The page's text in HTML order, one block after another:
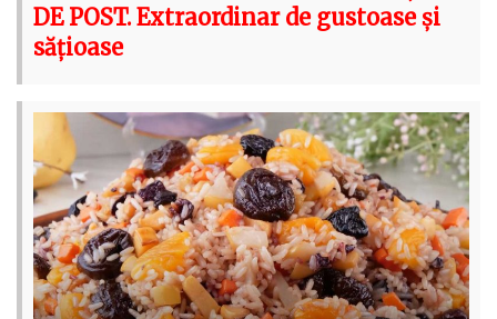
DE POST. Extraordinar de gustoase și
sățioase